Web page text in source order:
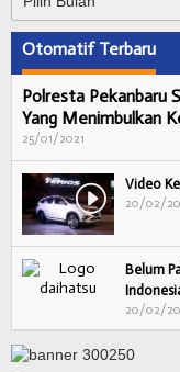
Otomatif Terbaru
Polresta Pekanbaru
Yang Menimbulkan
25/01/2021
Video
20/02/
Belum
20/02/